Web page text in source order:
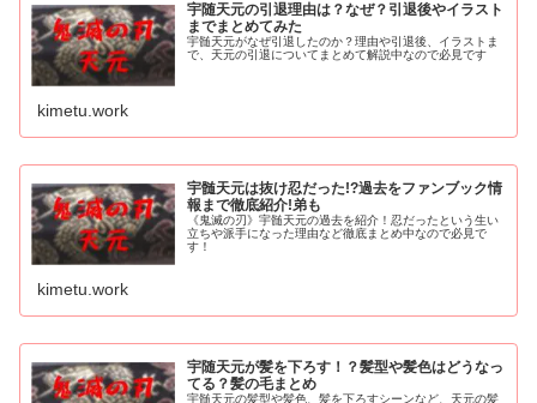
宇随天元の引退理由は？なぜ？引退後やイラスト
までまとめてみた
宇髄天元がなぜ引退したのか？理由や引退後、イラストま
で、天元の引退についてまとめて解説中なので必見です
kimetu.work
宇髄天元は抜け忍だった!?過去をファンブック情
報まで徹底紹介!弟も
《鬼滅の刃》宇髄天元の過去を紹介！忍だったという生い
立ちや派手になった理由など徹底まとめ中なので必見で
す！
kimetu.work
宇随天元が髪を下ろす！？髪型や髪色はどうなっ
てる？髪の毛まとめ
宇髄天元の髪型や髪色、髪を下ろすシーンなど、天元の髪